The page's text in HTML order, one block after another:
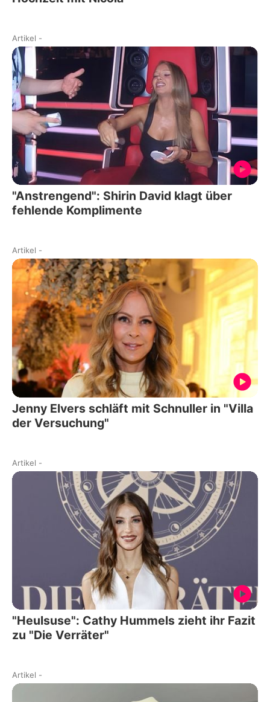
Artikel -
"Anstrengend": Shirin David klagt über
fehlende Komplimente
Artikel -
Jenny Elvers schläft mit Schnuller in "Villa
der Versuchung"
Artikel -
"Heulsuse": Cathy Hummels zieht ihr Fazit
zu "Die Verräter"
Artikel -